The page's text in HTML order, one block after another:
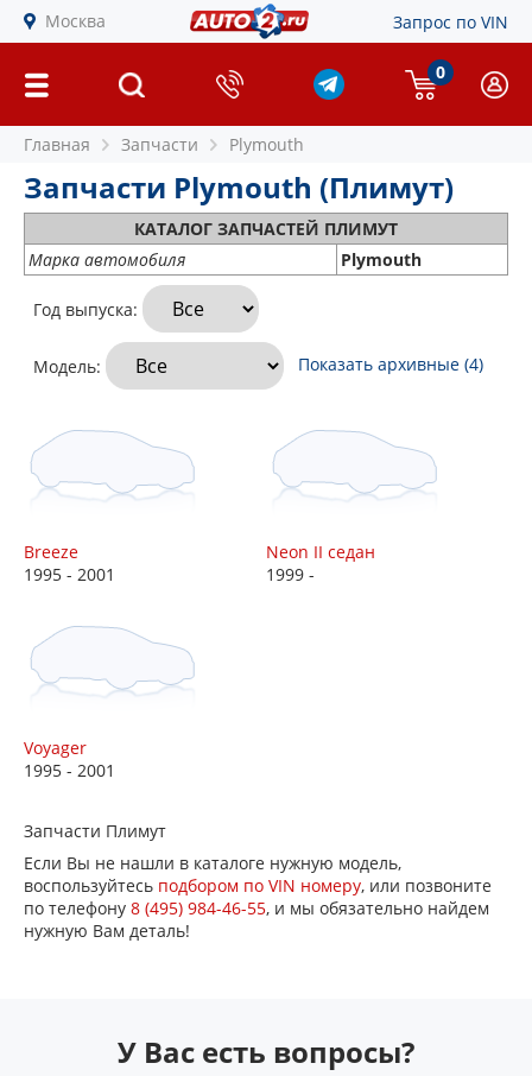
Москва Запрос по VIN
0
Главная Запчасти Plymouth
Запчасти Plymouth (Плимут)
КАТАЛОГ ЗАПЧАСТЕЙ ПЛИМУТ
Марка автомобиля
Plymouth
Год выпуска:
Модель: Показать архивные (4)
Breeze
1995 - 2001
Neon II седан
1999 -
Voyager
1995 - 2001
Запчасти Плимут
Если Вы не нашли в каталоге нужную модель,
воспользуйтесь подбором по VIN номеру, или позвоните
по телефону 8 (495) 984-46-55, и мы обязательно найдем
нужную Вам деталь!
У Вас есть вопросы?